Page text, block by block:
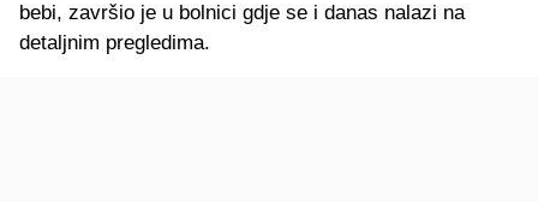
bebi, završio je u bolnici gdje se i danas nalazi na
detaljnim pregledima.